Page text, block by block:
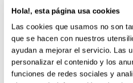
Hola!, esta página usa cookies
Las cookies que usamos no son
que se hacen con nuestros
ayudan a mejorar el servicio. Las
personalizar el contenido y los
funciones de redes sociales y